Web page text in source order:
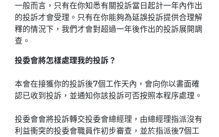
一般而言，只有在你知悉有關投訴當日起計一年內作出
的投訴才會受理。只有在你能夠為延誤投訴提供合理解
釋的情況下，我們才會對超過一年後作出的投訴展開調
查。
投委會將怎樣處理我的投訴？
本會在接獲你的投訴後7個工作天內，會向你以書面確
認已收到投訴，並通知你該投訴可否按照本程序處理。
投委會會將投訴轉交投委會總經理，由總經理指派沒有
利益衝突的投委會職員作初步審查，並於指派後7個工